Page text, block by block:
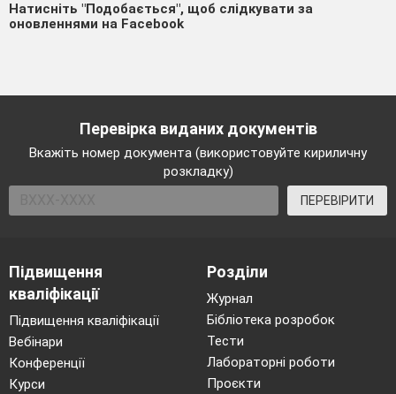
Натисніть "Подобається", щоб слідкувати за
оновленнями на Facebook
Перевірка виданих документів
Вкажіть номер документа (використовуйте кириличну
розкладку)
ПЕРЕВІРИТИ
Підвищення
кваліфікації
Підвищення кваліфікації
Вебінари
Конференції
Курси
Розділи
Журнал
Бібліотека розробок
Тести
Лабораторні роботи
Проєкти